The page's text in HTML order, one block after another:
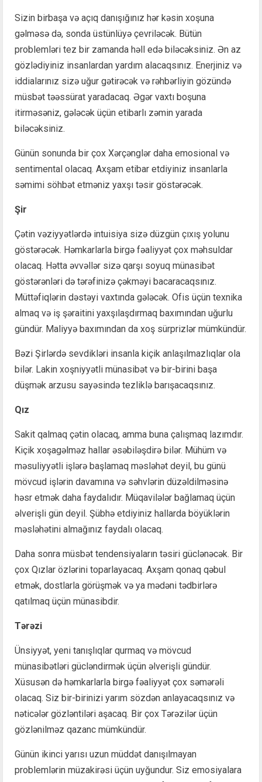
Sizin birbaşa və açıq danışığınız hər kəsin xoşuna
gəlməsə də, sonda üstünlüyə çevriləcək. Bütün
problemləri tez bir zamanda həll edə biləcəksiniz. Ən az
gözlədiyiniz insanlardan yardım alacaqsınız. Enerjiniz və
iddialarınız sizə uğur gətirəcək və rəhbərliyin gözündə
müsbət təəssürat yaradacaq. Əgər vaxtı boşuna
itirməsəniz, gələcək üçün etibarlı zəmin yarada
biləcəksiniz.
Günün sonunda bir çox Xərçənglər daha emosional və
sentimental olacaq. Axşam etibar etdiyiniz insanlarla
səmimi söhbət etməniz yaxşı təsir göstərəcək.
Şir
Çətin vəziyyətlərdə intuisiya sizə düzgün çıxış yolunu
göstərəcək. Həmkarlarla birgə fəaliyyət çox məhsuldar
olacaq. Hətta əvvəllər sizə qarşı soyuq münasibət
göstərənləri də tərəfinizə çəkməyi bacaracaqsınız.
Müttəfiqlərin dəstəyi vaxtında gələcək. Ofis üçün texnika
almaq və iş şəraitini yaxşılaşdırmaq baxımından uğurlu
gündür. Maliyyə baxımından da xoş sürprizlər mümkündür.
Bəzi Şirlərdə sevdikləri insanla kiçik anlaşılmazlıqlar ola
bilər. Lakin xoşniyyətli münasibət və bir-birini başa
düşmək arzusu sayəsində tezliklə barışacaqsınız.
Qız
Sakit qalmaq çətin olacaq, amma buna çalışmaq lazımdır.
Kiçik xoşagəlməz hallar əsəbiləşdirə bilər. Mühüm və
məsuliyyətli işlərə başlamaq məsləhət deyil, bu günü
mövcud işlərin davamına və səhvlərin düzəldilməsinə
həsr etmək daha faydalıdır. Müqavilələr bağlamaq üçün
əlverişli gün deyil. Şübhə etdiyiniz hallarda böyüklərin
məsləhətini almağınız faydalı olacaq.
Daha sonra müsbət tendensiyaların təsiri güclənəcək. Bir
çox Qızlar özlərini toparlayacaq. Axşam qonaq qəbul
etmək, dostlarla görüşmək və ya mədəni tədbirlərə
qatılmaq üçün münasibdir.
Tərəzi
Ünsiyyət, yeni tanışlıqlar qurmaq və mövcud
münasibətləri gücləndirmək üçün əlverişli gündür.
Xüsusən də həmkarlarla birgə fəaliyyət çox səmərəli
olacaq. Siz bir-birinizi yarım sözdən anlayacaqsınız və
nəticələr gözləntiləri aşacaq. Bir çox Tərəzilər üçün
gözlənilməz qazanc mümkündür.
Günün ikinci yarısı uzun müddət danışılmayan
problemlərin müzakirəsi üçün uyğundur. Siz emosiyalara